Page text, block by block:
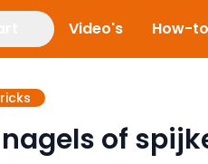
Video's How-to
of